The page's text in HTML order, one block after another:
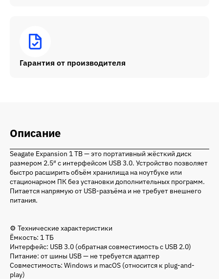
Гарантия от производителя
Описание
Seagate Expansion 1 TB — это портативный жёсткий диск
размером 2.5″ с интерфейсом USB 3.0. Устройство позволяет
быстро расширить объём хранилища на ноутбуке или
стационарном ПК без установки дополнительных программ.
Питается напрямую от USB-разъёма и не требует внешнего
питания.
⚙️ Технические характеристики
Ёмкость: 1 ТБ
Интерфейс: USB 3.0 (обратная совместимость с USB 2.0)
Питание: от шины USB — не требуется адаптер
Совместимость: Windows и macOS (относится к plug-and-
play)